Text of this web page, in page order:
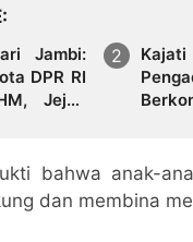
Jambi:
DPR RI
Jejak
bahwa anak-
dan membina